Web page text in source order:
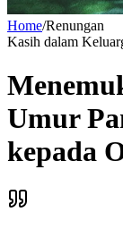
Home/Renungan
Kasih dalam
Umur
kepada